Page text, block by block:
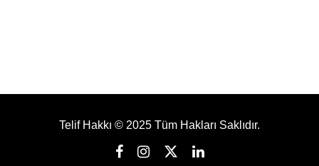
Telif Hakkı © 2025 Tüm Hakları Saklıdır.